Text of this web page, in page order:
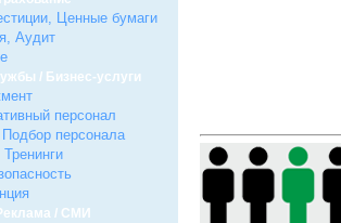
Ценные бумаги
Аудит
/ Бизнес-услуги
персонал
персонала
Тренинги
/ СМИ